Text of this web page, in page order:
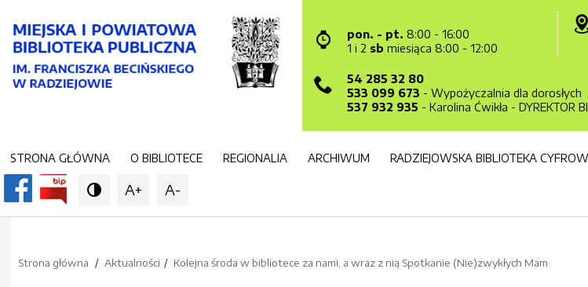
pon. - pt. 8:00 - 16:00
1 i 2 sb miesiąca 8:00 - 12:00
54 285 32 80
533 099 673 - Wypożyczalnia dla dorosłych
537 932 935 - Karolina Ćwikła - DYREKTOR
STRONA GŁÓWNA O BIBLIOTECE REGIONALIA ARCHIWUM RADZIEJOWSKA BIBLIOTEKA
 A+ A-
Strona główna Aktualności Kolejna środa w bibliotece za nami, a wraz z nią Spotkanie (Nie)zwykłych Mam.